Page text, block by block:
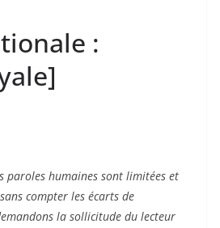
:
paroles humaines sont limitées et
compter les écarts de
la sollicitude du lecteur